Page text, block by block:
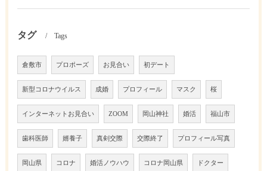
タグ Tags
倉敷市 プロポーズ お見合い 初デート
新型コロナウイルス 成婚 プロフィール マスク 桜
インターネットお見合い ZOOM 岡山神社 婚活 福山市
歯科医師 婿養子 真剣交際 交際終了 プロフィール写真
岡山県 コロナ 婚活ノウハウ コロナ岡山県 ドクター